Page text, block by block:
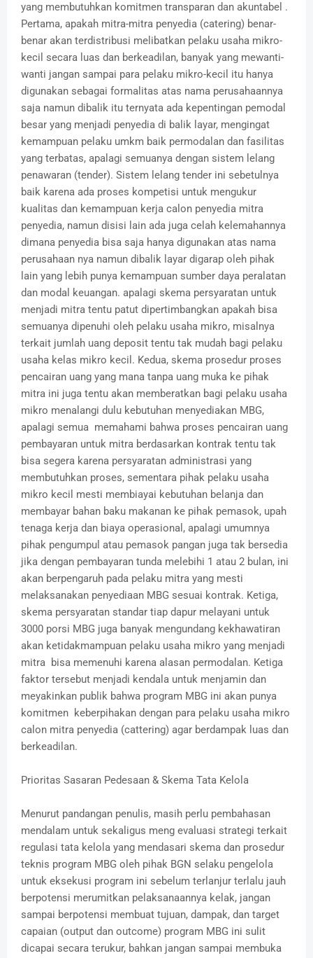
yang membutuhkan komitmen transparan dan akuntabel .
Pertama, apakah mitra-mitra penyedia (catering) benar-
benar akan terdistribusi melibatkan pelaku usaha mikro-
kecil secara luas dan berkeadilan, banyak yang mewanti-
wanti jangan sampai para pelaku mikro-kecil itu hanya
digunakan sebagai formalitas atas nama perusahaannya
saja namun dibalik itu ternyata ada kepentingan pemodal
besar yang menjadi penyedia di balik layar, mengingat
kemampuan pelaku umkm baik permodalan dan fasilitas
yang terbatas, apalagi semuanya dengan sistem lelang
penawaran (tender). Sistem lelang tender ini sebetulnya
baik karena ada proses kompetisi untuk mengukur
kualitas dan kemampuan kerja calon penyedia mitra
penyedia, namun disisi lain ada juga celah kelemahannya
dimana penyedia bisa saja hanya digunakan atas nama
perusahaan nya namun dibalik layar digarap oleh pihak
lain yang lebih punya kemampuan sumber daya peralatan
dan modal keuangan. apalagi skema persyaratan untuk
menjadi mitra tentu patut dipertimbangkan apakah bisa
semuanya dipenuhi oleh pelaku usaha mikro, misalnya
terkait jumlah uang deposit tentu tak mudah bagi pelaku
usaha kelas mikro kecil. Kedua, skema prosedur proses
pencairan uang yang mana tanpa uang muka ke pihak
mitra ini juga tentu akan memberatkan bagi pelaku usaha
mikro menalangi dulu kebutuhan menyediakan MBG,
apalagi semua memahami bahwa proses pencairan uang
pembayaran untuk mitra berdasarkan kontrak tentu tak
bisa segera karena persyaratan administrasi yang
membutuhkan proses, sementara pihak pelaku usaha
mikro kecil mesti membiayai kebutuhan belanja dan
membayar bahan baku makanan ke pihak pemasok, upah
tenaga kerja dan biaya operasional, apalagi umumnya
pihak pengumpul atau pemasok pangan juga tak bersedia
jika dengan pembayaran tunda melebihi 1 atau 2 bulan, ini
akan berpengaruh pada pelaku mitra yang mesti
melaksanakan penyediaan MBG sesuai kontrak. Ketiga,
skema persyaratan standar tiap dapur melayani untuk
3000 porsi MBG juga banyak mengundang kekhawatiran
akan ketidakmampuan pelaku usaha mikro yang menjadi
mitra bisa memenuhi karena alasan permodalan. Ketiga
faktor tersebut menjadi kendala untuk menjamin dan
meyakinkan publik bahwa program MBG ini akan punya
komitmen keberpihakan dengan para pelaku usaha mikro
calon mitra penyedia (cattering) agar berdampak luas dan
berkeadilan.
Prioritas Sasaran Pedesaan & Skema Tata Kelola
Menurut pandangan penulis, masih perlu pembahasan
mendalam untuk sekaligus meng evaluasi strategi terkait
regulasi tata kelola yang mendasari skema dan prosedur
teknis program MBG oleh pihak BGN selaku pengelola
untuk eksekusi program ini sebelum terlanjur terlalu jauh
berpotensi merumitkan pelaksanaannya kelak, jangan
sampai berpotensi membuat tujuan, dampak, dan target
capaian (output dan outcome) program MBG ini sulit
dicapai secara terukur, bahkan jangan sampai membuka